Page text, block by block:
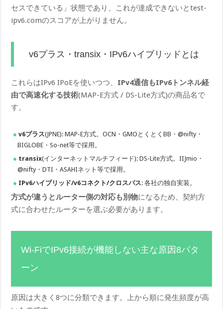
セスできている」状態であり、これが達成できないとtest-
ipv6.comのスコアが上がりません。
v6プラス・transix・IPv6ハイブリッドとは
これらはIPv6 IPoEを使いつつ、 IPv4通信もIPv6トンネル経
由で高速化する技術(MAP-E方式 / DS-Lite方式)の商品名で
す。
v6プラス(JPNE): MAP-E方式。OCN・GMOとくとくBB・@nifty・
BIGLOBE・So-net等で採用。
transix(インターネットマルチフィード): DS-Lite方式。IIJmio・
@nifty・DTI・ASAHIネット等で採用。
IPv6ハイブリッド/v6コネクト/クロスパス: 各社の独自実装。
方式が違うとルーター側の対応も別物になるため、契約方
式に合わせたルーターを選ぶ必要があります。
Wi-FiでIPv6接続が機能しない主な原因8パタ
ーン
原因は大きく8つに分類できます。上から順に発生頻度が高